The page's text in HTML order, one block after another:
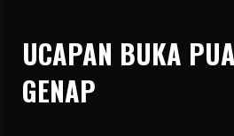
UCAPAN BUKA
GENAP